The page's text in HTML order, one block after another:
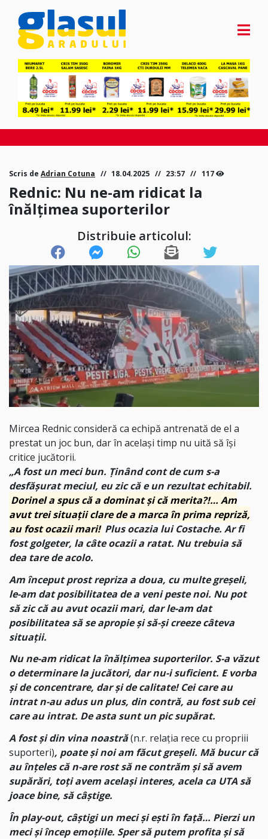
Scris de Adrian Cotuna 18.04.2025 23:57 117
Rednic: Nu ne-am ridicat la
înălțimea suporterilor
Distribuie articolul:
Mircea Rednic consideră ca echipă antrenată de el a
prestat un joc bun, dar în același timp nu uită să își
critice jucătorii.
„A fost un meci bun. Ținând cont de cum s-a
desfășurat meciul, eu zic că e un rezultat echitabil.
Dorinel a spus că a dominat și că merita?!… Am
avut trei situații clare de a marca în prima repriză,
au fost ocazii mari! Plus ocazia lui Costache. Ar fi
fost golgeter, la câte ocazii a ratat. Nu trebuia să
dea tare de acolo.
Am început prost repriza a doua, cu multe greșeli,
le-am dat posibilitatea de a veni peste noi. Nu pot
să zic că au avut ocazii mari, dar le-am dat
posibilitatea să se apropie și să-și creeze câteva
situații.
Nu ne-am ridicat la înălțimea suporterilor. S-a văzut
o determinare la jucători, dar nu-i suficient. E vorba
și de concentrare, dar și de calitate! Cei care au
intrat n-au adus un plus, din contră, au fost sub cei
care au intrat. De asta sunt un pic supărat.
A fost și din vina noastră(n.r. relația rece cu propriii
suporteri), poate și noi am făcut greșeli. Mă bucur că
au înțeles că n-are rost să ne contrăm și să avem
supărări, toți avem același interes, acela ca UTA să
joace bine, să câștige.
În play-out, câștigi un meci și ești în față… Pierzi un
meci și încep emoțiile. Sper să putem profita și să